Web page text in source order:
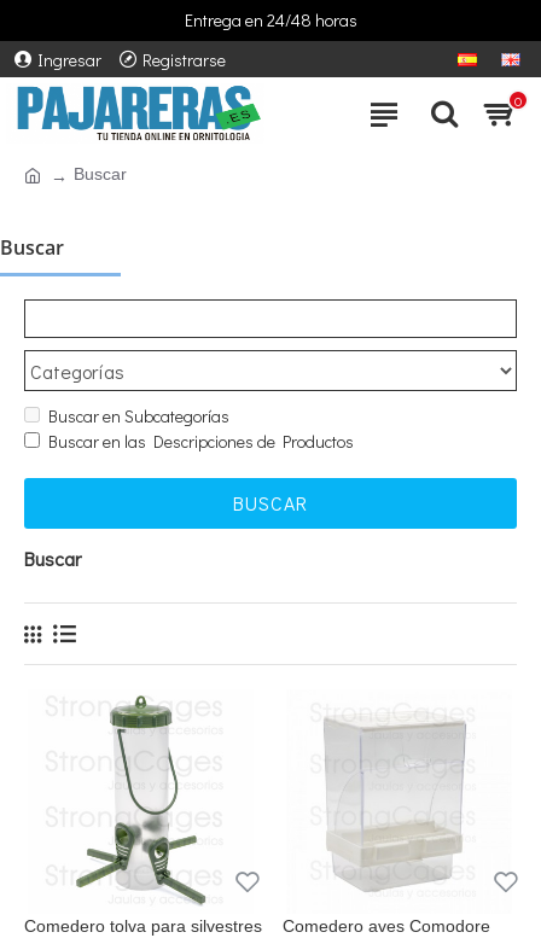
Entrega en 24/48 horas
Ingresar
Registrarse
0
Buscar
Buscar
Buscar en Subcategorías
Buscar en las Descripciones de Productos
BUSCAR
Buscar
Comedero tolva para silvestres Comedero aves Comodore